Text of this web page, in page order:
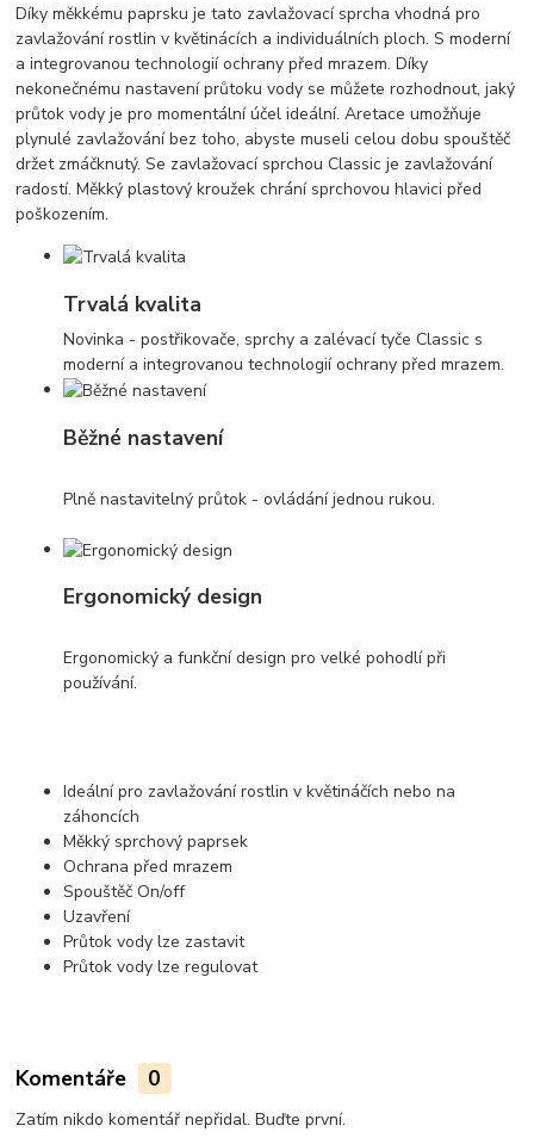
Díky měkkému paprsku je tato zavlažovací sprcha vhodná pro
zavlažování rostlin v květinácích a individuálních ploch. S moderní
a integrovanou technologií ochrany před mrazem. Díky
nekonečnému nastavení průtoku vody se můžete rozhodnout, jaký
průtok vody je pro momentální účel ideální. Aretace umožňuje
plynulé zavlažování bez toho, abyste museli celou dobu spouštěč
držet zmáčknutý. Se zavlažovací sprchou Classic je zavlažování
radostí. Měkký plastový kroužek chrání sprchovou hlavici před
poškozením.
Trvalá kvalita
Novinka - postřikovače, sprchy a zalévací tyče Classic s
moderní a integrovanou technologií ochrany před mrazem.
Běžné nastavení
Plně nastavitelný průtok - ovládání jednou rukou.
Ergonomický design
Ergonomický a funkční design pro velké pohodlí při
používání.
Ideální pro zavlažování rostlin v květináčích nebo na
záhoncích
Měkký sprchový paprsek
Ochrana před mrazem
Spouštěč On/off
Uzavření
Průtok vody lze zastavit
Průtok vody lze regulovat
Komentáře 0
Zatím nikdo komentář nepřidal. Buďte první.